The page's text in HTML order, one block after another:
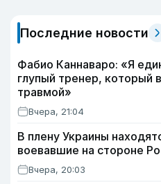
Последние новости
Фабио Каннаваро: «Я
глупый тренер, который
травмой»
Вчера, 21:04
В плену Украины
воевавшие на стороне
Вчера, 20:03